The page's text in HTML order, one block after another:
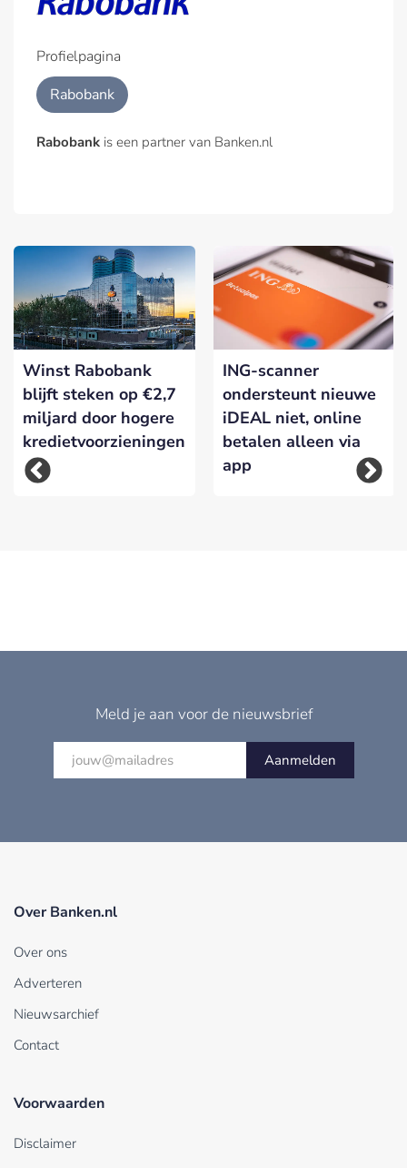
Profielpagina
Rabobank
Rabobank is een partner van Banken.nl
Winst Rabobank
blijft steken op €2,7
miljard door hogere
kredietvoorzieningen
ING-scanner
ondersteunt nieuwe
iDEAL niet, online
betalen alleen via
app
Meld je aan voor de nieuwsbrief
Aanmelden
Over Banken.nl
Over ons
Adverteren
Nieuwsarchief
Contact
Voorwaarden
Disclaimer